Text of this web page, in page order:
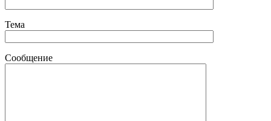
Тема
Сообщение